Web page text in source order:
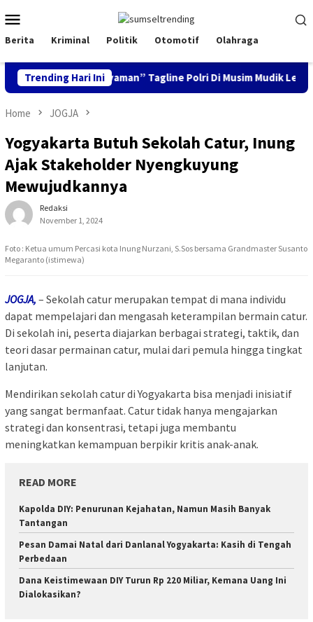
to
contentMenu
Berita Kriminal Politik Otomotif Olahraga
Trending Hari Ini
Aman, Keluarga Nyaman” Tagline Polri Di Musim Mudik Lebaran
Home JOGJA
Yogyakarta Butuh Sekolah Catur, Inung
Ajak Stakeholder Nyengkuyung
Mewujudkannya
Redaksi
November 1, 2024
Foto : Ketua umum Percasi kota Inung Nurzani, S.Sos bersama Grandmaster Susanto
Megaranto (istimewa)
JOGJA, – Sekolah catur merupakan tempat di mana individu
dapat mempelajari dan mengasah keterampilan bermain catur.
Di sekolah ini, peserta diajarkan berbagai strategi, taktik, dan
teori dasar permainan catur, mulai dari pemula hingga tingkat
lanjutan.
Mendirikan sekolah catur di Yogyakarta bisa menjadi inisiatif
yang sangat bermanfaat. Catur tidak hanya mengajarkan
strategi dan konsentrasi, tetapi juga membantu
meningkatkan kemampuan berpikir kritis anak-anak.
READ MORE
Kapolda DIY: Penurunan Kejahatan, Namun Masih Banyak
Tantangan
Pesan Damai Natal dari Danlanal Yogyakarta: Kasih di Tengah
Perbedaan
Dana Keistimewaan DIY Turun Rp 220 Miliar, Kemana Uang Ini
Dialokasikan?